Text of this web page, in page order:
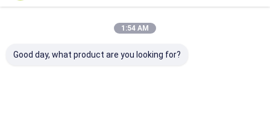
1:54 AM
Good day, what product are you looking for?